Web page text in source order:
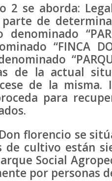
2 se aborda:
de
“FINCA
de la actual
de la misma.
para
florencio se
cultivo están
Social
por personas